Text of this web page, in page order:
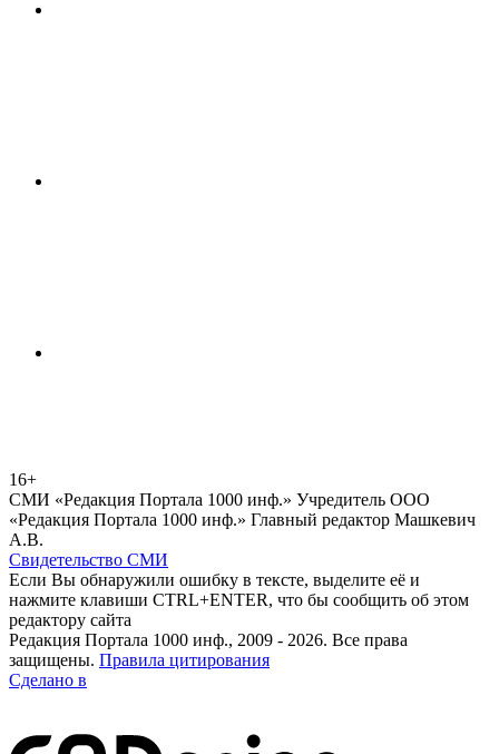
16+
СМИ «Редакция Портала 1000 инф.» Учредитель ООО
«Редакция Портала 1000 инф.» Главный редактор Машкевич
А.В.
Свидетельство СМИ
Если Вы обнаружили ошибку в тексте, выделите её и
нажмите клавиши CTRL+ENTER, что бы сообщить об этом
редактору сайта
Редакция Портала 1000 инф., 2009 - 2026. Все права
защищены. Правила цитирования
Сделано в